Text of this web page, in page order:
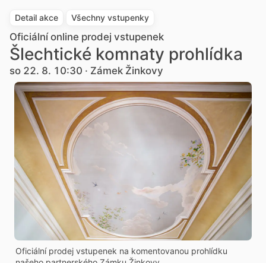
Detail akce Všechny vstupenky
Oficiální online prodej vstupenek
Šlechtické komnaty prohlídka
so 22. 8. 10:30 · Zámek Žinkovy
Oficiální prodej vstupenek na komentovanou prohlídku